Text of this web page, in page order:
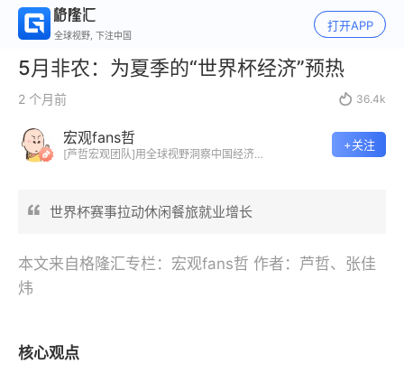
全球视野, 下注中国
打开APP
5月非农：为夏季的“世界杯经济”预热
2 个月前  36.4k
宏观fans哲
[芦哲宏观团队]用全球视野洞察中国经济，
度研判利率、权益、商品、外汇等投资标
+关注
世界杯赛事拉动休闲餐旅就业增长
本文来自格隆汇专栏：宏观fans哲 作者：芦哲、张佳
炜
核心观点